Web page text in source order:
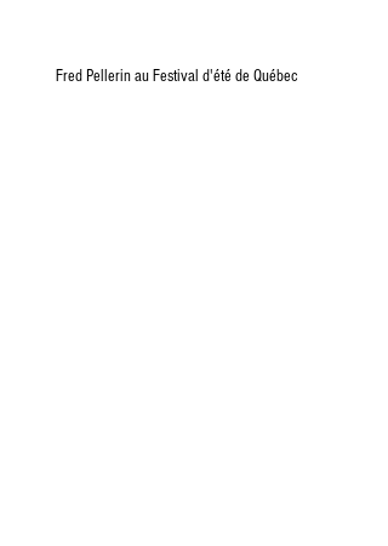
Fred Pellerin au Festival d'été de Québec